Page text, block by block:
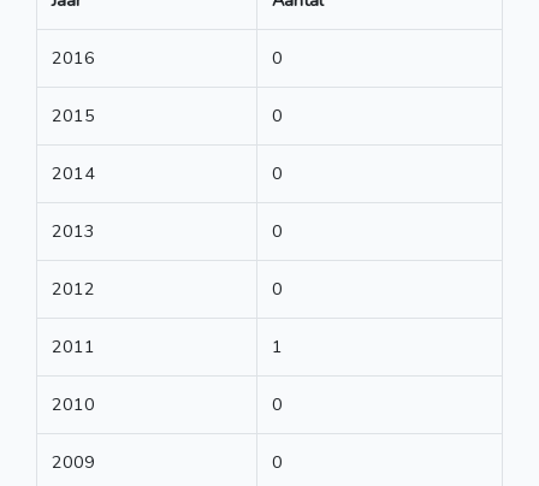
2016 0
2015 0
2014 0
2013 0
2012 0
2011 1
2010 0
2009 0